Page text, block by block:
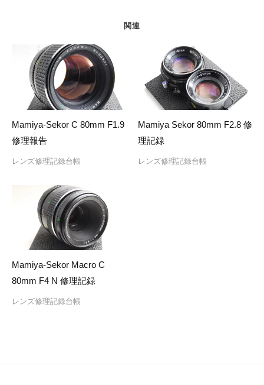
関連
Mamiya-Sekor C 80mm F1.9
修理報告
レンズ修理記録台帳
Mamiya Sekor 80mm F2.8 修
理記録
レンズ修理記録台帳
Mamiya-Sekor Macro C
80mm F4 N 修理記録
レンズ修理記録台帳